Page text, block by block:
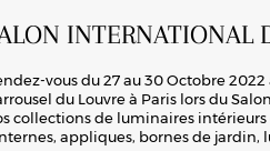
INTERNATIONAL
vous du 27 au 30 Octobre
du Louvre à Paris lors du
collections de luminaires
appliques, bornes de jardin,